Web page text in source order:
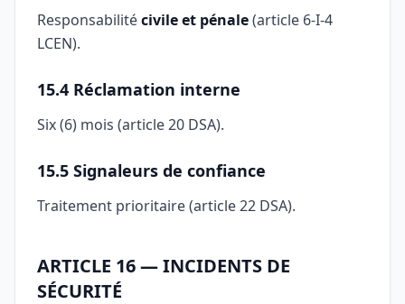
Responsabilitécivile et pénale(article 6-I-4
LCEN).
15.4 Réclamation interne
Six (6) mois (article 20 DSA).
15.5 Signaleurs de confiance
Traitement prioritaire (article 22 DSA).
ARTICLE 16 — INCIDENTS DE
SÉCURITÉ